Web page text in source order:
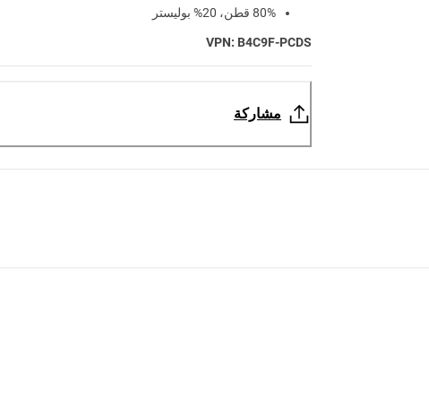
80% قطن، 20% بوليستر
VPN: B4C9F-PCDS
مشاركة